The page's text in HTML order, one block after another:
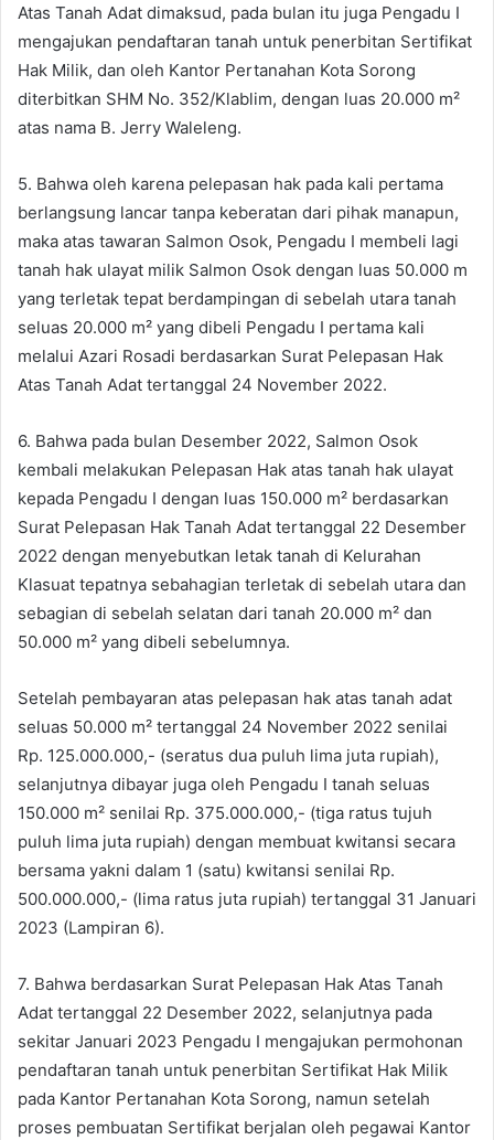
Atas Tanah Adat dimaksud, pada bulan itu juga Pengadu I
mengajukan pendaftaran tanah untuk penerbitan Sertifikat
Hak Milik, dan oleh Kantor Pertanahan Kota Sorong
diterbitkan SHM No. 352/Klablim, dengan luas 20.000 m²
atas nama B. Jerry Waleleng.
5. Bahwa oleh karena pelepasan hak pada kali pertama
berlangsung lancar tanpa keberatan dari pihak manapun,
maka atas tawaran Salmon Osok, Pengadu I membeli lagi
tanah hak ulayat milik Salmon Osok dengan luas 50.000 m
yang terletak tepat berdampingan di sebelah utara tanah
seluas 20.000 m² yang dibeli Pengadu I pertama kali
melalui Azari Rosadi berdasarkan Surat Pelepasan Hak
Atas Tanah Adat tertanggal 24 November 2022.
6. Bahwa pada bulan Desember 2022, Salmon Osok
kembali melakukan Pelepasan Hak atas tanah hak ulayat
kepada Pengadu I dengan luas 150.000 m² berdasarkan
Surat Pelepasan Hak Tanah Adat tertanggal 22 Desember
2022 dengan menyebutkan letak tanah di Kelurahan
Klasuat tepatnya sebahagian terletak di sebelah utara dan
sebagian di sebelah selatan dari tanah 20.000 m² dan
50.000 m² yang dibeli sebelumnya.
Setelah pembayaran atas pelepasan hak atas tanah adat
seluas 50.000 m² tertanggal 24 November 2022 senilai
Rp. 125.000.000,- (seratus dua puluh lima juta rupiah),
selanjutnya dibayar juga oleh Pengadu I tanah seluas
150.000 m² senilai Rp. 375.000.000,- (tiga ratus tujuh
puluh lima juta rupiah) dengan membuat kwitansi secara
bersama yakni dalam 1 (satu) kwitansi senilai Rp.
500.000.000,- (lima ratus juta rupiah) tertanggal 31 Januari
2023 (Lampiran 6).
7. Bahwa berdasarkan Surat Pelepasan Hak Atas Tanah
Adat tertanggal 22 Desember 2022, selanjutnya pada
sekitar Januari 2023 Pengadu I mengajukan permohonan
pendaftaran tanah untuk penerbitan Sertifikat Hak Milik
pada Kantor Pertanahan Kota Sorong, namun setelah
proses pembuatan Sertifikat berjalan oleh pegawai Kantor